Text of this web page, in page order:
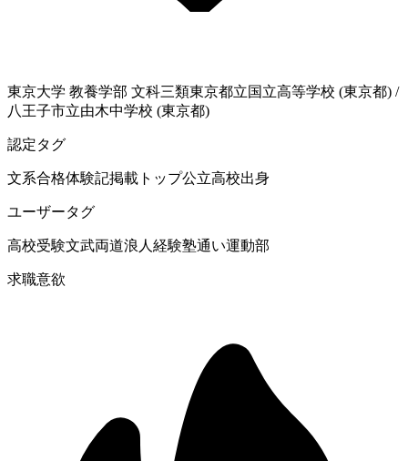
東京大学 教養学部 文科三類東京都立国立高等学校 (東京都) /
八王子市立由木中学校 (東京都)
認定タグ
文系合格体験記掲載 トップ公立高校出身
ユーザータグ
高校受験文武両道浪人経験塾通い運動部
求職意欲